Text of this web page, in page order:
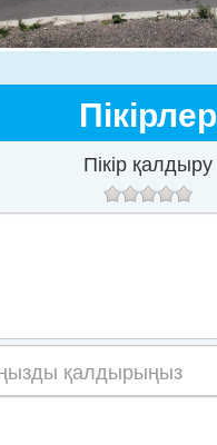
Пікірлер
Пікір қалдыру